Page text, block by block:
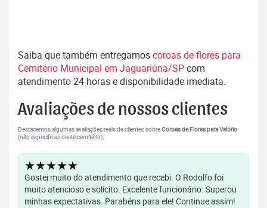
Saiba que também entregamoscoroas de flores para
Cemitério Municipal em Jaguariúna/SPcom
atendimento 24 horas e disponibilidade imediata.
Avaliações de nossos clientes
Destacamos algumas avaliações reais de clientes sobreCoroas de Flores para Velório.
(não específicas deste cemitério).
★★★★★
Gostei muito do atendimento que recebi. O Rodolfo foi
muito atencioso e solícito. Excelente funcionário. Superou
minhas expectativas. Parabéns para ele! Continue assim!